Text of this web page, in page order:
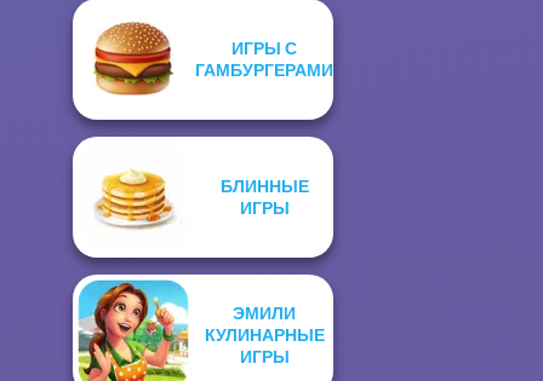
ИГРЫ С
ГАМБУРГЕРАМИ
БЛИННЫЕ
ИГРЫ
ЭМИЛИ
КУЛИНАРНЫЕ
ИГРЫ